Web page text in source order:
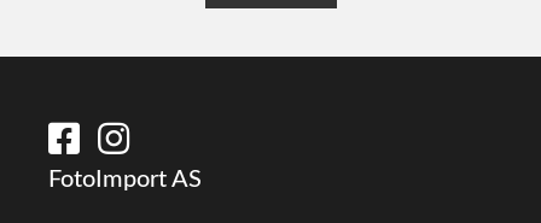
FotoImport AS